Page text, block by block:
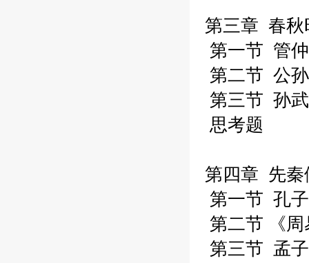
第三章 春秋
第一节 管
第二节 公
第三节 孙
思考题
第四章 先秦
第一节 孔
第二节 《
第三节 孟